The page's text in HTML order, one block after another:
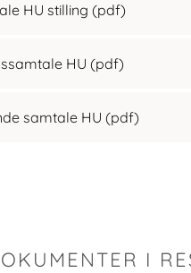
HU stilling (pdf)
HU (pdf)
samtale HU (pdf)
I